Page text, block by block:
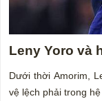
Leny Yoro và
Dưới thời Amorim,
vệ lệch phải trong